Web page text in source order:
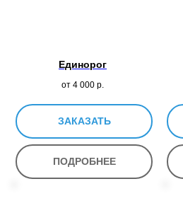
Единорог
от 4 000 р.
ЗАКАЗАТЬ
ПОДРОБНЕЕ